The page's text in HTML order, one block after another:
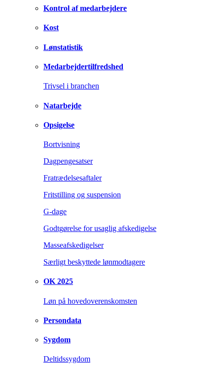
Kontrol af medarbejdere
Kost
Lønstatistik
Medarbejdertilfredshed
Trivsel i branchen
Natarbejde
Opsigelse
Bortvisning
Dagpengesatser
Fratrædelsesaftaler
Fritstilling og suspension
G-dage
Godtgørelse for usaglig afskedigelse
Masseafskedigelser
Særligt beskyttede lønmodtagere
OK 2025
Løn på hovedoverenskomsten
Persondata
Sygdom
Deltidssygdom